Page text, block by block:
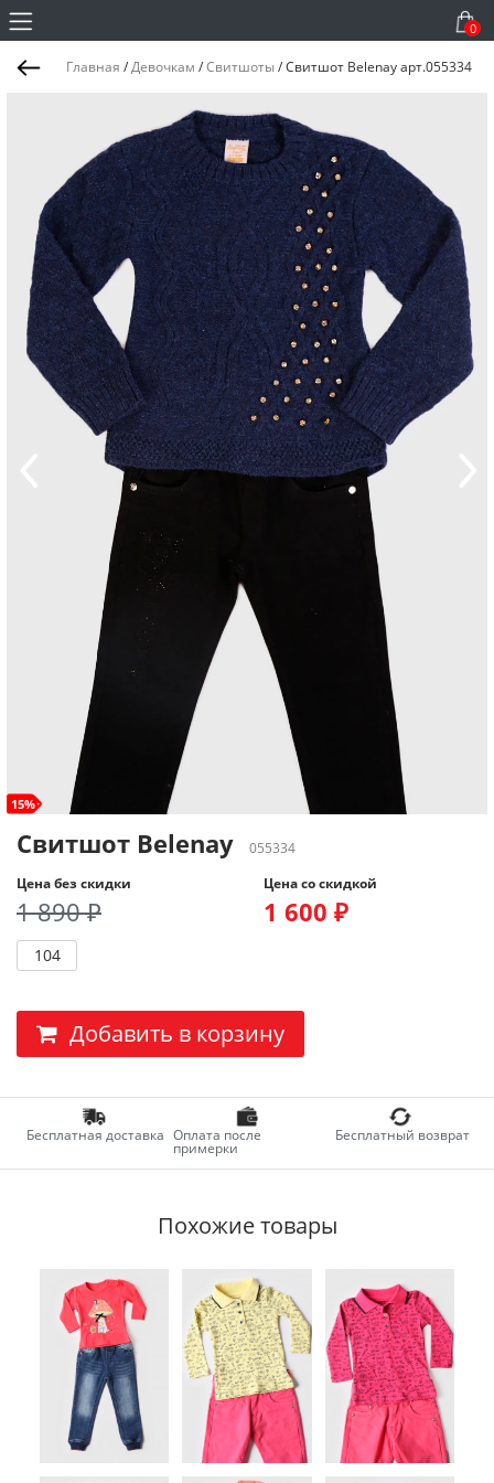
0
Главная /Девочкам /Свитшоты/Свитшот Belenay арт.055334
15%
Свитшот Belenay
055334
Цена без скидки
1 890 ₽
Цена со скидкой
1 600 ₽
104
Добавить в корзину
Бесплатная доставка Оплата после
примерки
Бесплатный возврат
Похожие товары